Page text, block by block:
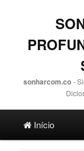
sonharcom.co-
Ir para o
Ir para o
Início